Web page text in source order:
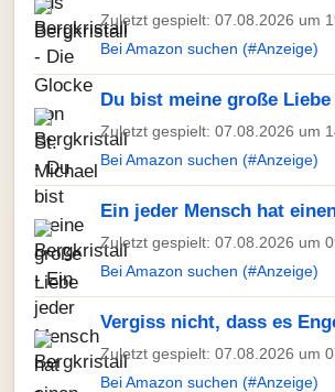
Zuletzt gespielt: 07.08.2026 um
Bei Amazon suchen (#Anzeige)
Du bist meine große Liebe
Zuletzt gespielt: 07.08.2026 um
Bei Amazon suchen (#Anzeige)
Ein jeder Mensch hat
Zuletzt gespielt: 07.08.2026 um
Bei Amazon suchen (#Anzeige)
Vergiss nicht, dass es
Zuletzt gespielt: 07.08.2026 um
Bei Amazon suchen (#Anzeige)